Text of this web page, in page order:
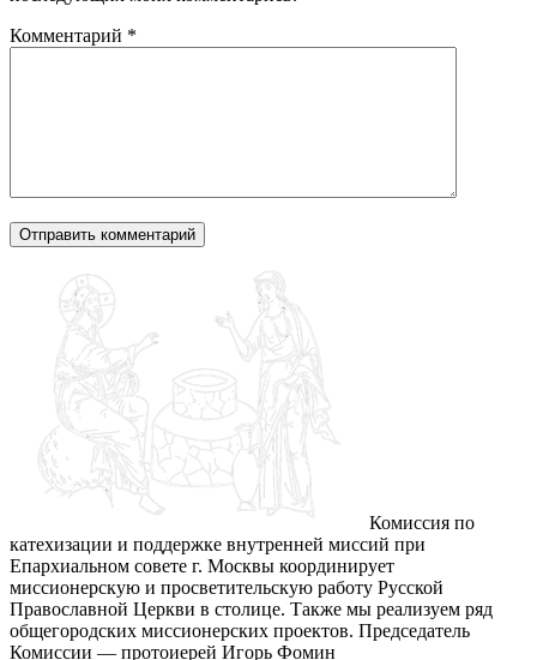
Комментарий *
Комиссия по
катехизации и поддержке внутренней миссий при
Епархиальном совете г. Москвы координирует
миссионерскую и просветительскую работу Русской
Православной Церкви в столице. Также мы реализуем ряд
общегородских миссионерских проектов. Председатель
Комиссии — протоиерей Игорь Фомин